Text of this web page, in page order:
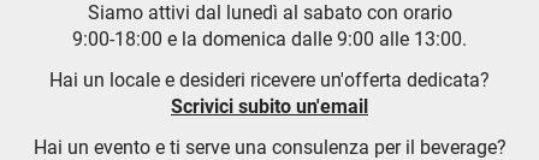
Siamo attivi dal lunedì al sabato con orario
9:00-18:00 e la domenica dalle 9:00 alle 13:00.
Hai un locale e desideri ricevere un'offerta dedicata?
Scrivici subito un'email
Hai un evento e ti serve una consulenza per il beverage?